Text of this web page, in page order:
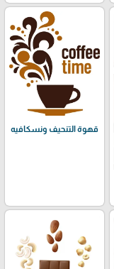
قهوة التنحيف ونسكافيه